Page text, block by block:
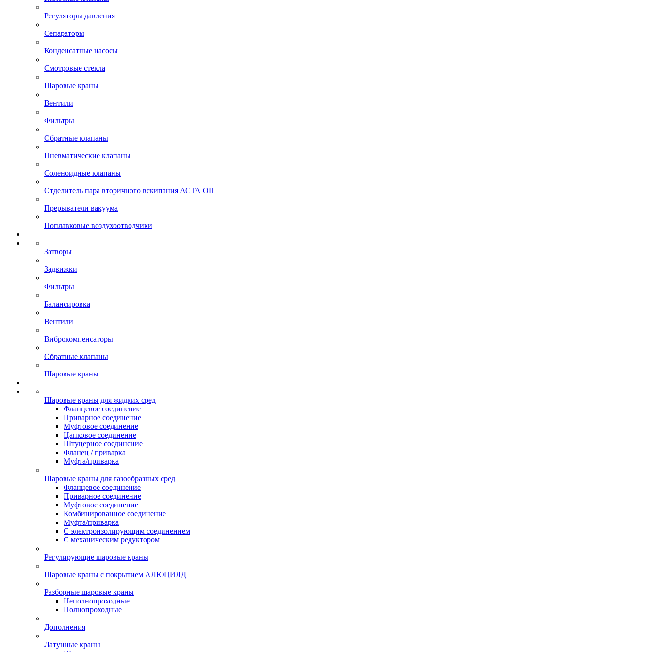
Регуляторы давления
Сепараторы
Конденсатные насосы
Смотровые стекла
Шаровые краны
Вентили
Фильтры
Обратные клапаны
Пневматические клапаны
Соленоидные клапаны
Отделитель пара вторичного вскипания АСТА ОП
Прерыватели вакуума
Поплавковые воздухоотводчики
Затворы
Задвижки
Фильтры
Балансировка
Вентили
Виброкомпенсаторы
Обратные клапаны
Шаровые краны
Шаровые краны для жидких сред
Фланцевое соединение
Приварное соединение
Муфтовое соединение
Цапковое соединение
Штуцерное соединение
Фланец / приварка
Муфта/приварка
Шаровые краны для газообразных сред
Фланцевое соединение
Приварное соединение
Муфтовое соединение
Комбинированное соединение
Муфта/приварка
С электроизолирующим соединением
С механическим редуктором
Регулирующие шаровые краны
Шаровые краны с покрытием АЛЮЦИЛД
Разборные шаровые краны
Неполнопроходные
Полнопроходные
Дополнения
Латунные краны